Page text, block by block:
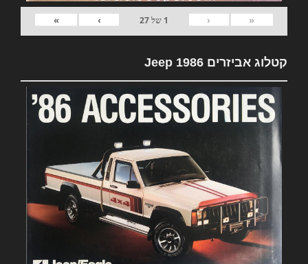
«
‹
1 של27
›
»
קטלוג אביזרים Jeep 1986